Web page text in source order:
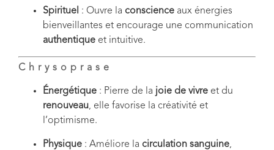
Spirituel : Ouvre la conscience aux énergies
bienveillantes et encourage une communication
authentique et intuitive.
Chrysoprase
Énergétique : Pierre de la joie de vivre et du
renouveau, elle favorise la créativité et
l’optimisme.
Physique : Améliore la circulation sanguine,